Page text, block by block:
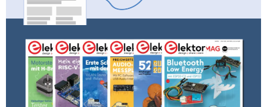
Comme le montre la vidéo qu'il faut regarder
jusqu'au bout pour comprendre, cette solidification
du matériau granulaire est réversible. Autrement dit,
pour défaire la sculpture, il a suffi de ré-enrouler le fil